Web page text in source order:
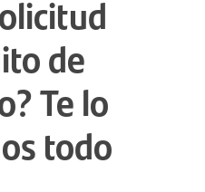
de
Te lo
todo